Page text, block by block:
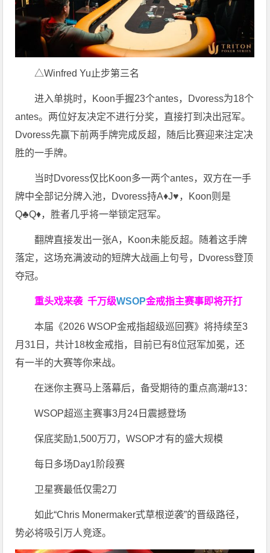
△Winfred Yu止步第三名
进入单挑时，Koon手握23个antes，Dvoress为18个
antes。两位好友决定不进行分奖，直接打到决出冠军。
Dvoress先赢下前两手牌完成反超，随后比赛迎来注定决
胜的一手牌。
当时Dvoress仅比Koon多一两个antes，双方在一手
牌中全部记分牌入池，Dvoress持A♦J♥，Koon则是
Q♣Q♦，胜者几乎将一举锁定冠军。
翻牌直接发出一张A，Koon未能反超。随着这手牌
落定，这场充满波动的短牌大战画上句号，Dvoress登顶
夺冠。
重头戏来袭千万级WSOP金戒指主赛事即将开打
本届《2026 WSOP金戒指超级巡回赛》将持续至3
月31日，共计18枚金戒指，目前已有8位冠军加冕，还
有一半的大赛等你来战。
在迷你主赛马上落幕后，备受期待的重点高潮#13：
WSOP超巡主赛事3月24日震撼登场
保底奖励1,500万刀，WSOP才有的盛大规模
每日多场Day1阶段赛
卫星赛最低仅需2刀
如此“Chris Monermaker式草根逆袭”的晋级路径，
势必将吸引万人竞逐。